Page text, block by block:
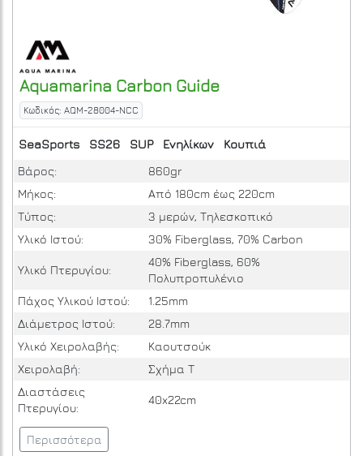
Aquamarina Carbon Guide
Κωδικός: AQM-28004-NCC
SeaSports SS26 SUP Ενηλίκων
Κουπιά
Βάρος:
860gr
Μήκος:
Από 180cm έως 220cm
Τύπος:
3 μερών, Τηλεσκοπικό
Υλικό Ιστού:
30% Fiberglass, 70% Carbon
Υλικό Πτερυγίου:
40% Fiberglass, 60%
Πολυπροπυλένιο
Πάχος Υλικού Ιστού:
1.25mm
Διάμετρος Ιστού:
28.7mm
Υλικό Χειρολαβής:
Καουτσούκ
Χειρολαβή:
Σχήμα Τ
Διαστάσεις
Πτερυγίου:
40x22cm
Περισσότερα